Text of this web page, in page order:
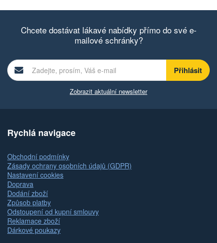
Chcete dostávat lákavé nabídky přímo do své e-
mailové schránky?
Zobrazit aktuální newsletter
Rychlá navigace
Obchodní podmínky
Zásady ochrany osobních údajů (GDPR)
Nastavení cookies
Doprava
Dodání zboží
Způsob platby
Odstoupení od kupní smlouvy
Reklamace zboží
Dárkové poukazy